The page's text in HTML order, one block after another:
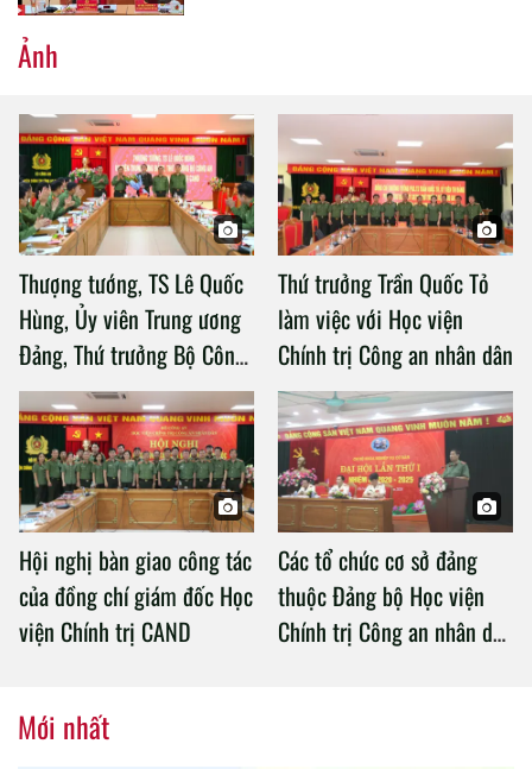
Ảnh
Thượng tướng, TS Lê Quốc
Hùng, Ủy viên Trung ương
Đảng, Thứ trưởng Bộ Công
an làm việc với Học viện
Chính trị Công an nhân dân
Thứ trưởng Trần Quốc Tỏ
làm việc với Học viện
Chính trị Công an nhân dân
Hội nghị bàn giao công tác
của đồng chí giám đốc Học
viện Chính trị CAND
Các tổ chức cơ sở đảng
thuộc Đảng bộ Học viện
Chính trị Công an nhân dân
Mới nhất